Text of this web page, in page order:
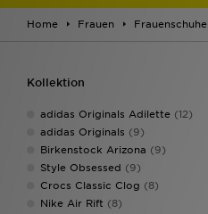
Home Frauen Frauenschuhe
Kollektion
adidas Originals Adilette (12)
adidas Originals (9)
Birkenstock Arizona (9)
Style Obsessed (9)
Crocs Classic Clog (8)
Nike Air Rift (8)